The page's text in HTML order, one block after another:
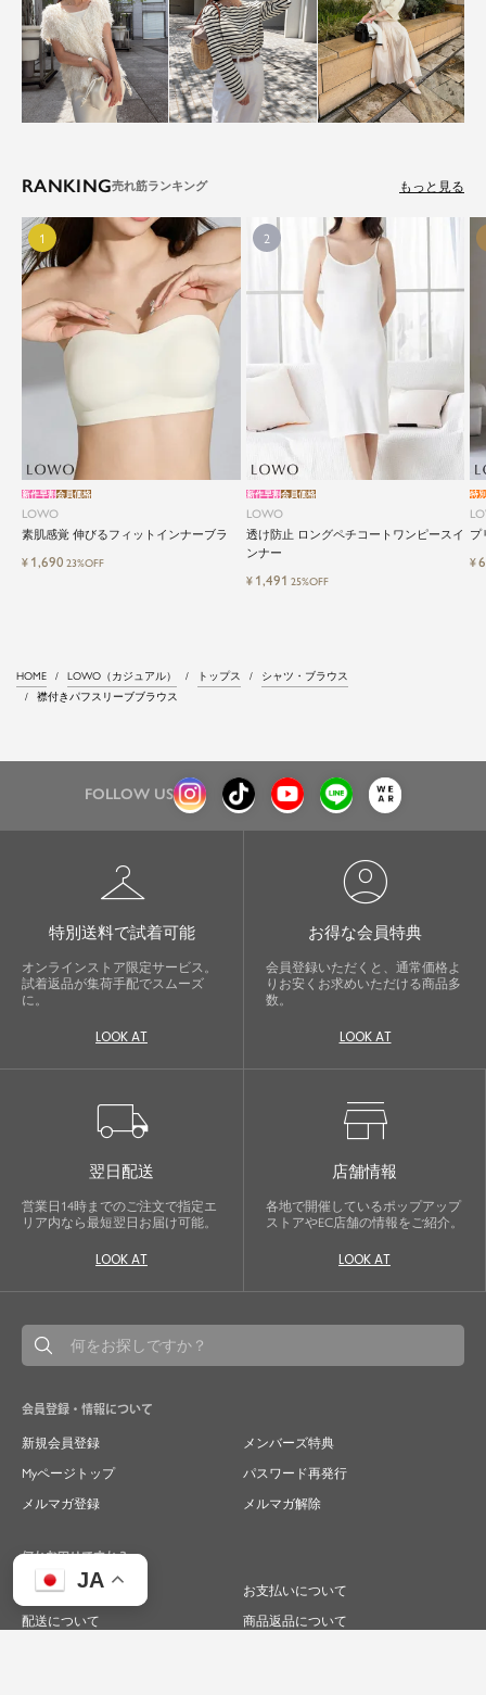
JA
RANKING もっと見る
LOWO
素肌感覚 伸びるフィットインナーブラ
新作早割会員価格
¥ 1,690 23%OFF
LOWO
透け防止 ロングペチコートワンピースイ
ンナー
新作早割会員価格
¥ 1,491 25%OFF
プ
特
¥
HOME LOWO（カジュアル） トップス
シャツ・ブラウス
襟付きパフスリーブブラウス
FOLLOW US
checkroom
特別送料で試着可能
オンラインストア限定サービス。
試着返品が集荷手配でスムーズ
に。
LOOK AT
account_circle
お得な会員特典
会員登録いただくと、通常価格よ
りお安くお求めいただける商品多
数。
LOOK AT
local_shipping
翌日配送
営業日14時までのご注文で指定エ
リア内なら最短翌日お届け可能。
LOOK AT
store
店舗情報
各地で開催しているポップアップ
ストアやEC店舗の情報をご紹介。
LOOK AT
会員登録・情報について
新規会員登録
メンバーズ特典
Myページトップ
パスワード再発行
メルマガ登録
メルマガ解除
何かお困りですか？
ご注文について
お支払いについて
配送について
商品返品について